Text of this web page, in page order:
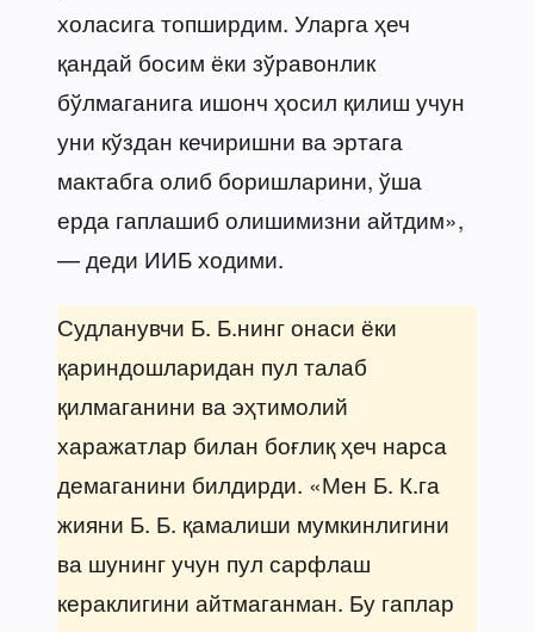
холасига топширдим. Уларга ҳеч
қандай босим ёки зўравонлик
бўлмаганига ишонч ҳосил қилиш учун
уни кўздан кечиришни ва эртага
мактабга олиб боришларини, ўша
ерда гаплашиб олишимизни айтдим»,
— деди ИИБ ходими.
Судланувчи Б. Б.нинг онаси ёки
қариндошларидан пул талаб
қилмаганини ва эҳтимолий
харажатлар билан боғлиқ ҳеч нарса
демаганини билдирди. «Мен Б. К.га
жияни Б. Б. қамалиши мумкинлигини
ва шунинг учун пул сарфлаш
кераклигини айтмаганман. Бу гаплар